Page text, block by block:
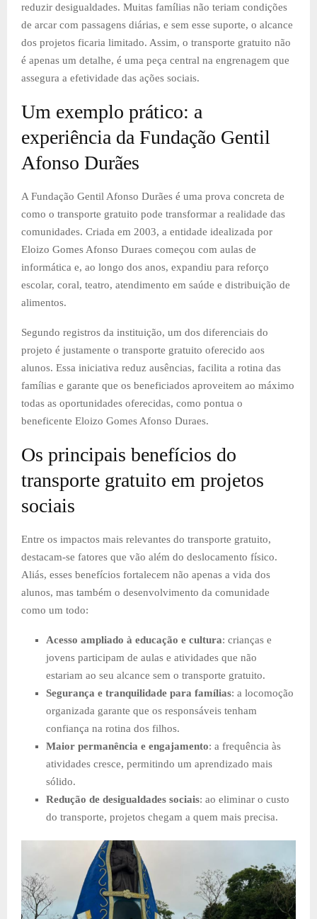
reduzir desigualdades. Muitas famílias não teriam condições
de arcar com passagens diárias, e sem esse suporte, o alcance
dos projetos ficaria limitado. Assim, o transporte gratuito não
é apenas um detalhe, é uma peça central na engrenagem que
assegura a efetividade das ações sociais.
Um exemplo prático: a
experiência da Fundação Gentil
Afonso Durães
A Fundação Gentil Afonso Durães é uma prova concreta de
como o transporte gratuito pode transformar a realidade das
comunidades. Criada em 2003, a entidade idealizada por
Eloizo Gomes Afonso Duraes começou com aulas de
informática e, ao longo dos anos, expandiu para reforço
escolar, coral, teatro, atendimento em saúde e distribuição de
alimentos.
Segundo registros da instituição, um dos diferenciais do
projeto é justamente o transporte gratuito oferecido aos
alunos. Essa iniciativa reduz ausências, facilita a rotina das
famílias e garante que os beneficiados aproveitem ao máximo
todas as oportunidades oferecidas, como pontua o
beneficente Eloizo Gomes Afonso Duraes.
Os principais benefícios do
transporte gratuito em projetos
sociais
Entre os impactos mais relevantes do transporte gratuito,
destacam-se fatores que vão além do deslocamento físico.
Aliás, esses benefícios fortalecem não apenas a vida dos
alunos, mas também o desenvolvimento da comunidade
como um todo:
Acesso ampliado à educação e cultura: crianças e
jovens participam de aulas e atividades que não
estariam ao seu alcance sem o transporte gratuito.
Segurança e tranquilidade para famílias: a locomoção
organizada garante que os responsáveis tenham
confiança na rotina dos filhos.
Maior permanência e engajamento: a frequência às
atividades cresce, permitindo um aprendizado mais
sólido.
Redução de desigualdades sociais: ao eliminar o custo
do transporte, projetos chegam a quem mais precisa.